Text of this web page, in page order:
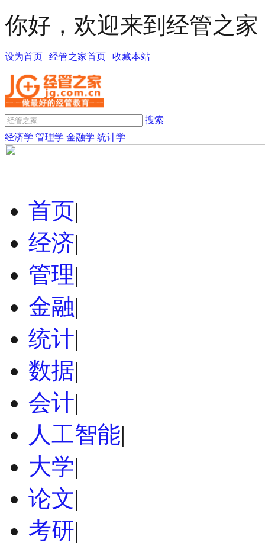
你好，欢迎来到经管之家
设为首页 | 经管之家首页 | 收藏本站
搜索
经济学 管理学 金融学 统计学
首页|
经济|
管理|
金融|
统计|
数据|
会计|
人工智能|
大学|
论文|
考研|